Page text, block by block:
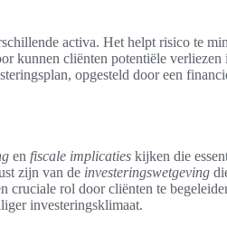
activa. Het helpt risico te
kunnen cliënten potentiële verliezen
opgesteld door een
en fiscale implicaties kijken die
zijn van de investeringswetgeving
cruciale rol door cliënten te
investeringsklimaat.